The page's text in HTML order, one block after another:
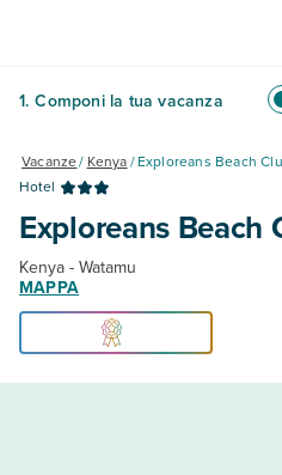
1. Componi la tua vacanza
Vacanze/ Kenya/Exploreans Beach
Hotel
Exploreans Beach
Kenya - Watamu
MAPPA